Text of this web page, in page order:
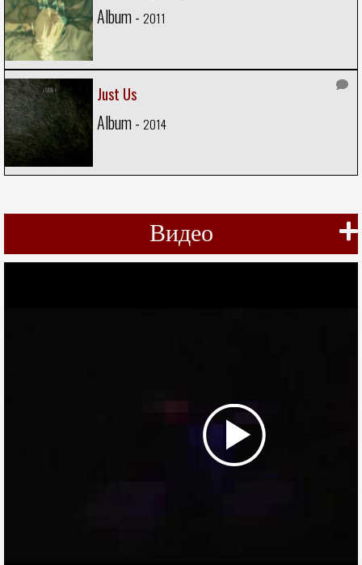
Album - 2011
Just Us
Album - 2014
Видео